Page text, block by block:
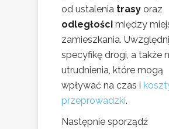
od ustalenia trasy oraz
odległości między
zamieszkania.
specyfikę drogi, a także
utrudnienia, które mogą
wpływać na czas i
przeprowadzki.
Następnie sporządź